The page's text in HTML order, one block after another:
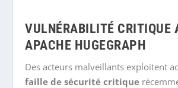
VULNÉRABILITÉ CRITIQUE
APACHE HUGEGRAPH
Des acteurs malveillants exploitent
faille de sécurité critique